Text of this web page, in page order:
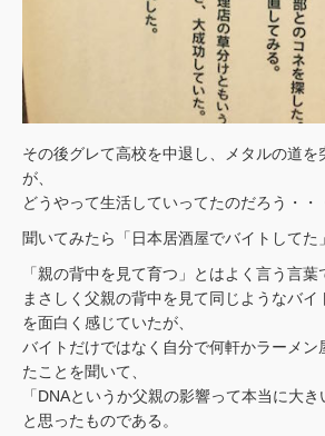
その後グレて高校を中退し、メタルの道を
が、
どうやって生活していってたのだろう・・
聞いてみたら「日本居酒屋でバイトしてた
「親の背中を見て育つ」とはよく言う言葉
まさしく父親の背中を見て同じようなバイ
を面白く感じていたが、
バイトだけではなく自分で何軒かラーメン
たことを聞いて、
「DNAというか父親の影響って本当に大き
と思ったものである。